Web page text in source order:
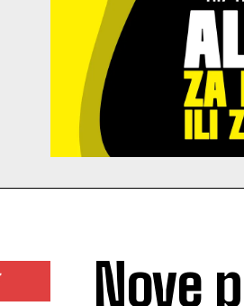
Nove